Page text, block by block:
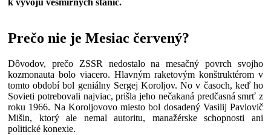
Prečo nie je Mesiac červený?
Dôvodov, prečo ZSSR nedostalo na mesačný povrch svojho
kozmonauta bolo viacero. Hlavným raketovým konštruktérom v
tomto období bol geniálny Sergej Koroljov. No v časoch, keď ho
Sovieti potrebovali najviac, prišla jeho nečakaná predčasná smrť z
roku 1966. Na Koroljovovo miesto bol dosadený Vasilij Pavlovič
Mišin, ktorý ale nemal autoritu, manažérske schopnosti ani
politické konexie.